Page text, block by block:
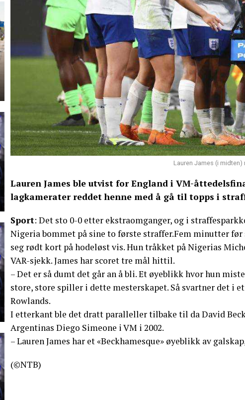
Lauren James (i midten)
Lauren James ble utvist for England i VM-
lagkamerater reddet henne med å gå til topps i
Sport: Det sto 0-0 etter ekstraomganger, og i
Nigeria bommet på sine to første straffer.Fem minutter før
seg rødt kort på hodeløst vis. Hun tråkket på Nigerias
VAR-sjekk. James har scoret tre mål hittil.
– Det er så dumt det går an å bli. Et øyeblikk hvor hun
store, store spiller i dette mesterskapet. Så svartner det i
Rowlands.
I etterkant ble det dratt paralleller tilbake til da David
Argentinas Diego Simeone i VM i 2002.
– Lauren James har et «Beckhamesque» øyeblikk av
(©NTB)